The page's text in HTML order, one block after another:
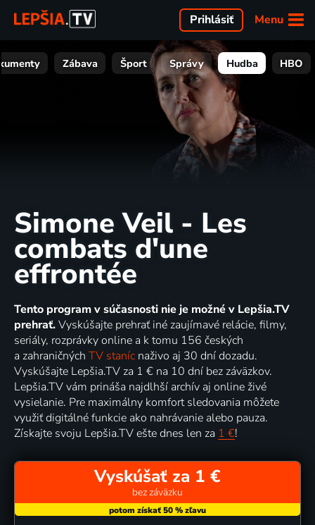
Menu
Prihlásiť
Zábava Šport Správy Hudba HBO
Simone Veil - Les
combats d'une
effrontée
Tento program v súčasnosti nie je možné v Lepšia.TV
prehrať.Vyskúšajte prehrať iné zaujímavé relácie, filmy,
seriály, rozprávky online a k tomu 156 českých
a zahraničných TV staníc naživo aj 30 dní dozadu.
Vyskúšajte Lepšia.TV za 1 € na 10 dní bez záväzkov.
Lepšia.TV vám prináša najdlhší archív aj online živé
vysielanie. Pre maximálny komfort sledovania môžete
využiť digitálné funkcie ako nahrávanie alebo pauza.
Získajte svoju Lepšia.TV ešte dnes len za 1 €!
Vyskúšať za 1 €
bez záväzku